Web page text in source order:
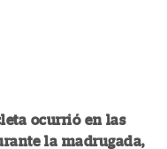
ocurrió en las
la madrugada,